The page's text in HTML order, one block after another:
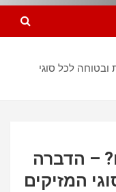
ובטוחה לכל סוגי
– הדברה
המזיקים